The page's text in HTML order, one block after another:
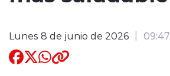
Entrevistas
Lunes 8 de junio de 2026 09:47